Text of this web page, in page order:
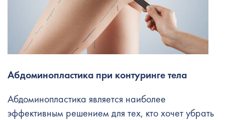
Абдоминопластика при контуринге тела
Абдоминопластика является наиболее
эффективным решением для тех, кто хочет убрать